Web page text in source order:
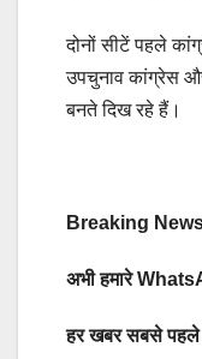
दोनों सीटें पहले
उपचुनाव कांग्रेस
बनते दिख रहे हैं।
Breaking News
अभी हमारे
हर खबर सबसे पहले